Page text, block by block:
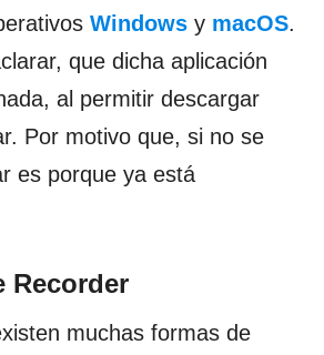
Windows y macOS.
que dicha aplicación
al permitir descargar
Por motivo que, si no se
es porque ya está
Recorder
muchas formas de